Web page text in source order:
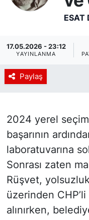
ESAT
17.05.2026 - 23:12
YAYINLANMA
Paylaş
2024 yerel
başarının
laboratuvarına
Sonrası zaten
Rüşvet,
üzerinden
alınırken,
GÜNÜN
SAĞLIK
Siyaset
YEREL HABER
Haberde
Tanıtım
Mersin Trafik
Haber Arşivi